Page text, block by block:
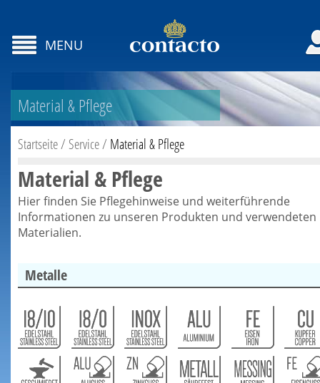
MENU
Material & Pflege
Startseite/ Service/ Material & Pflege
Material & Pflege
Hier finden Sie Pflegehinweise und weiterführende
Informationen zu unseren Produkten und verwendeten
Materialien.
Metalle